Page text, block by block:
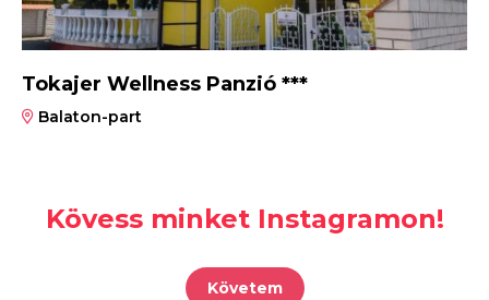
Tokajer Wellness Panzió ***
Balaton-part
Kövess minket Instagramon!
Követem